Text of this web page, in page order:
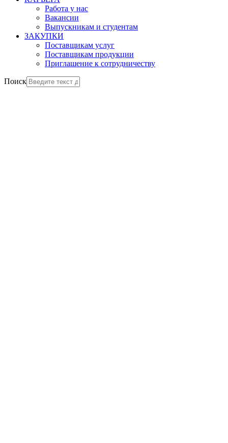
Работа у нас
Вакансии
Выпускникам и студентам
ЗАКУПКИ
Поставщикам услуг
Поставщикам продукции
Приглашение к сотрудничеству
Поиск